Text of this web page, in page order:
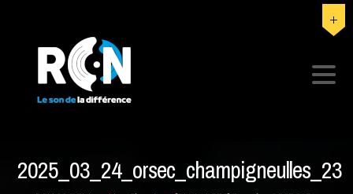
2025_03_24_orsec_champigneulles_23